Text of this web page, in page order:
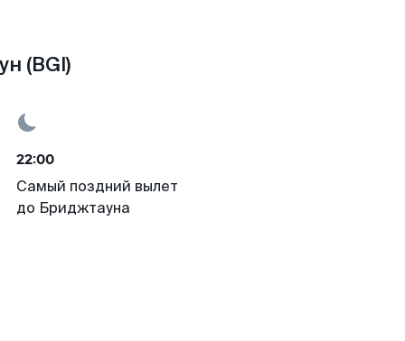
(BGI)
22:00
Самый поздний вылет
до Бриджтауна